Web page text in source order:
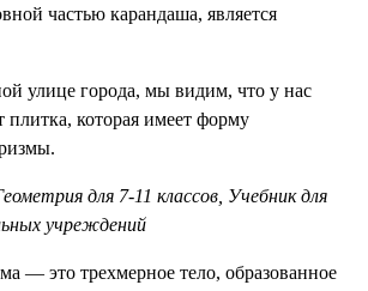
частью карандаша, является
улице города, мы видим, что у нас
которая имеет форму
для 7-11 классов, Учебник для
учреждений
— это трехмерное тело, образованное